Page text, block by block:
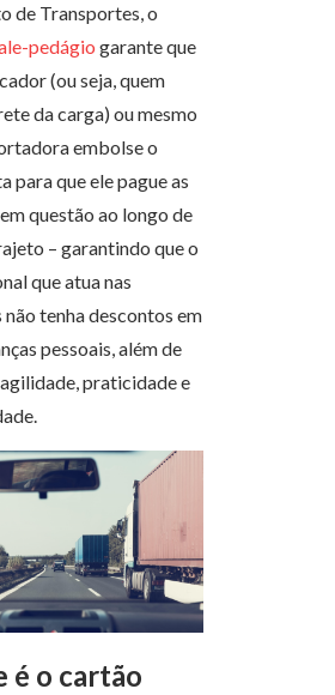
de Transportes, o
pedágio garante que
(ou seja, quem
da carga) ou mesmo
embolse o
para que ele pague as
questão ao longo de
– garantindo que o
que atua nas
tenha descontos em
pessoais, além de
praticidade e
é o cartão